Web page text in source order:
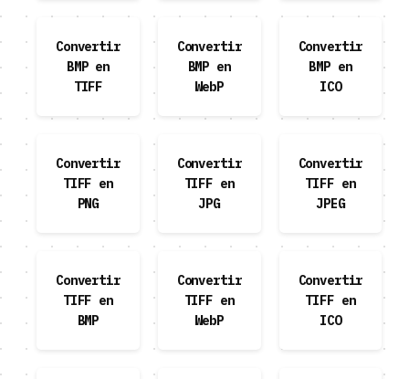
Convertir
BMP en
TIFF
Convertir
BMP en
WebP
Convertir
BMP en
ICO
Convertir
TIFF en
PNG
Convertir
TIFF en
JPG
Convertir
TIFF en
JPEG
Convertir
TIFF en
BMP
Convertir
TIFF en
WebP
Convertir
TIFF en
ICO